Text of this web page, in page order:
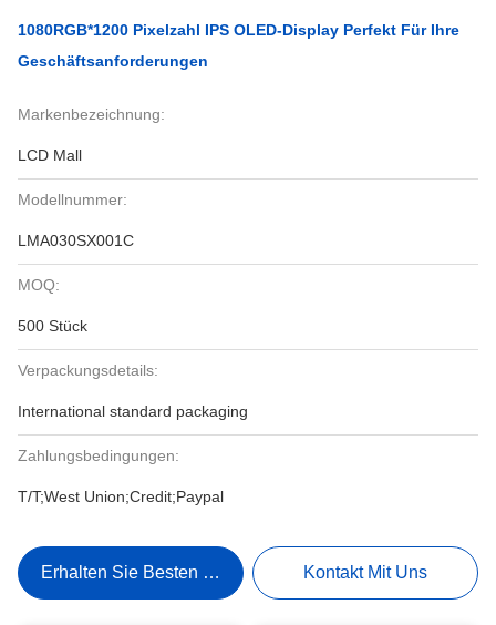
1080RGB*1200 Pixelzahl IPS OLED-Display Perfekt Für Ihre
Geschäftsanforderungen
Markenbezeichnung:
LCD Mall
Modellnummer:
LMA030SX001C
MOQ:
500 Stück
Verpackungsdetails:
International standard packaging
Zahlungsbedingungen:
T/T;West Union;Credit;Paypal
Erhalten Sie Besten Preis Kontakt Mit Uns